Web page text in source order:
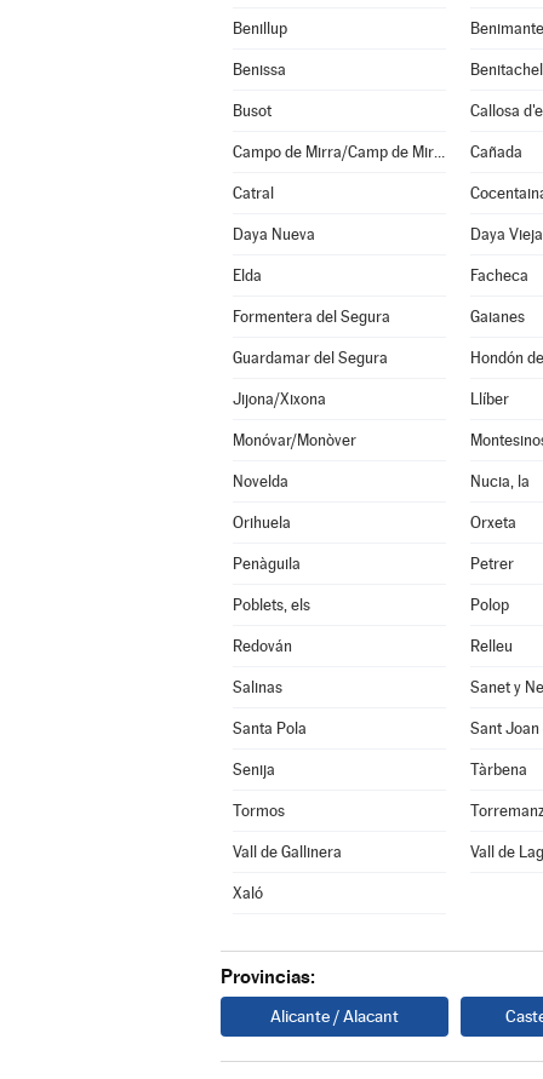
Benillup Benimantell
Benissa
Busot Callosa
Campo de Mirra/Camp de Mirra, el Cañada
Catral
Daya Nueva Daya Vieja
Elda Facheca
Formentera del Segura Gaianes
Guardamar del Segura Hondón
Jijona/Xixona Llíber
Monóvar/Monòver
Novelda Nucia, la
Orihuela Orxeta
Penàguila Petrer
Poblets, els Polop
Redován Relleu
Salinas Sanet y
Santa Pola Sant
Senija Tàrbena
Tormos
Vall de Gallinera Vall de
Xaló
Provincias:
Alicante / Alacant